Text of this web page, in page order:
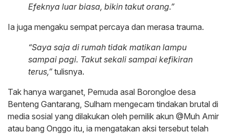
Efeknya luar biasa, bikin takut orang.”
Ia juga mengaku sempat percaya dan merasa trauma.
“Saya saja di rumah tidak matikan lampu
sampai pagi. Takut sekali sampai kefikiran
terus,”tulisnya.
Tak hanya warganet, Pemuda asal Borongloe desa
Benteng Gantarang, Sulham mengecam tindakan brutal di
media sosial yang dilakukan oleh pemilik akun @Muh Amir
atau bang Onggo itu, ia mengatakan aksi tersebut telah